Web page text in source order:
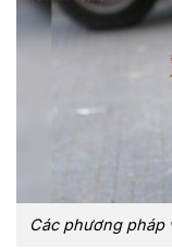
Các phương pháp